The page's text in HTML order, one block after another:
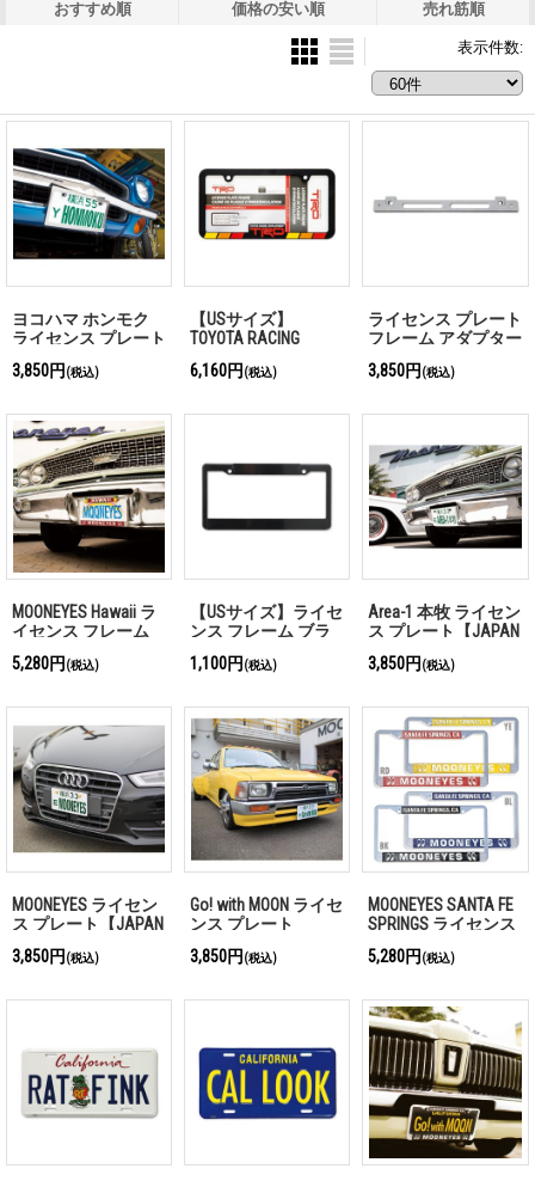
おすすめ順 価格の安い順 売れ筋順
表示件数:
ヨコハマ ホンモク
ライセンス プレート
3,850円 (税込)
【USサイズ】
TOYOTA RACING
ライセンス フレーム
6,160円 (税込)
ライセンス プレート
フレーム アダプター
3,850円 (税込)
MOONEYES Hawaii ラ
イセンス フレーム
5,280円 (税込)
【USサイズ】ライセ
ンス フレーム ブラ
1,100円 (税込)
Area-1 本牧 ライセン
ス プレート【JAPAN
3,850円 (税込)
MOONEYES ライセン
ス プレート【JAPAN
Size】
3,850円 (税込)
Go! with MOON ライセ
ンス プレート
【JAPAN Size】
3,850円 (税込)
MOONEYES SANTA FE
SPRINGS ライセンス
フレーム
5,280円 (税込)